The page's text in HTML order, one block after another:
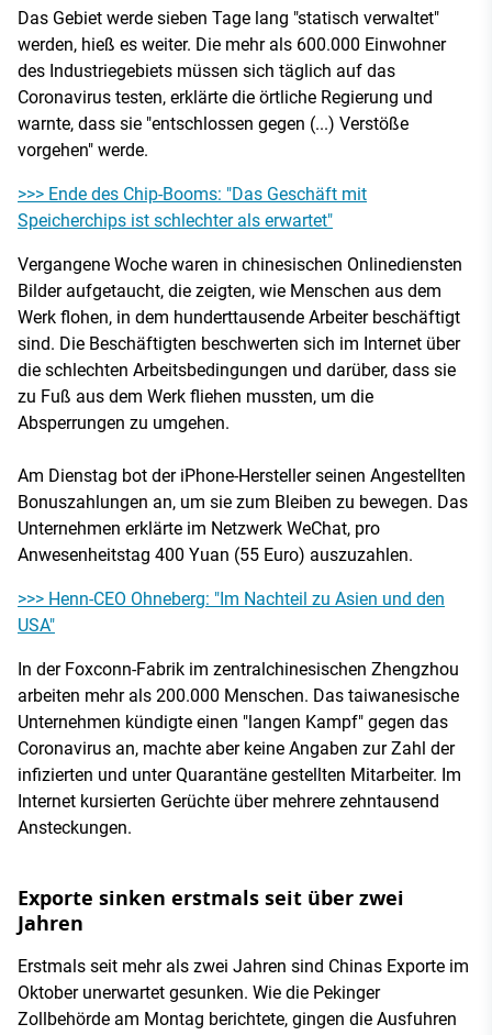
Das Gebiet werde sieben Tage lang "statisch verwaltet"
werden, hieß es weiter. Die mehr als 600.000 Einwohner
des Industriegebiets müssen sich täglich auf das
Coronavirus testen, erklärte die örtliche Regierung und
warnte, dass sie "entschlossen gegen (...) Verstöße
vorgehen" werde.
>>> Ende des Chip-Booms: "Das Geschäft mit
Speicherchips ist schlechter als erwartet"
Vergangene Woche waren in chinesischen Onlinediensten
Bilder aufgetaucht, die zeigten, wie Menschen aus dem
Werk flohen, in dem hunderttausende Arbeiter beschäftigt
sind. Die Beschäftigten beschwerten sich im Internet über
die schlechten Arbeitsbedingungen und darüber, dass sie
zu Fuß aus dem Werk fliehen mussten, um die
Absperrungen zu umgehen.
Am Dienstag bot der iPhone-Hersteller seinen Angestellten
Bonuszahlungen an, um sie zum Bleiben zu bewegen. Das
Unternehmen erklärte im Netzwerk WeChat, pro
Anwesenheitstag 400 Yuan (55 Euro) auszuzahlen.
>>> Henn-CEO Ohneberg: "Im Nachteil zu Asien und den
USA"
In der Foxconn-Fabrik im zentralchinesischen Zhengzhou
arbeiten mehr als 200.000 Menschen. Das taiwanesische
Unternehmen kündigte einen "langen Kampf" gegen das
Coronavirus an, machte aber keine Angaben zur Zahl der
infizierten und unter Quarantäne gestellten Mitarbeiter. Im
Internet kursierten Gerüchte über mehrere zehntausend
Ansteckungen.
Exporte sinken erstmals seit über zwei
Jahren
Erstmals seit mehr als zwei Jahren sind Chinas Exporte im
Oktober unerwartet gesunken. Wie die Pekinger
Zollbehörde am Montag berichtete, gingen die Ausfuhren